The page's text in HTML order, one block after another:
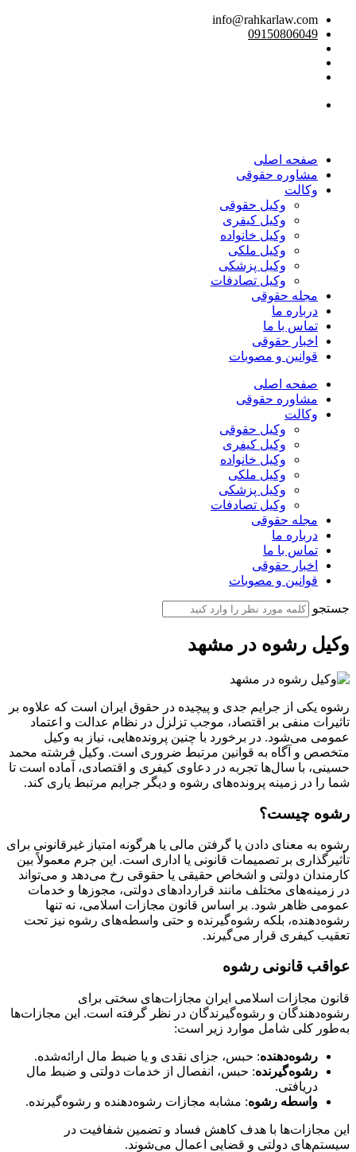
info@rahkarlaw.com
09150806049
صفحه اصلی
مشاوره حقوقی
وکالت
وکیل حقوقی
وکیل کیفری
وکیل خانواده
وکیل ملکی
وکیل پزشکی
وکیل تصادفات
مجله حقوقی
درباره ما
تماس با ما
اخبار حقوقی
قوانین و مصوبات
صفحه اصلی
مشاوره حقوقی
وکالت
وکیل حقوقی
وکیل کیفری
وکیل خانواده
وکیل ملکی
وکیل پزشکی
وکیل تصادفات
مجله حقوقی
درباره ما
تماس با ما
اخبار حقوقی
قوانین و مصوبات
جستجو
وکیل رشوه در مشهد
رشوه یکی از جرایم جدی و پیچیده در حقوق ایران است که علاوه بر
تاثیرات منفی بر اقتصاد، موجب تزلزل در نظام عدالت و اعتماد
عمومی می‌شود. در برخورد با چنین پرونده‌هایی، نیاز به وکیل
متخصص و آگاه به قوانین مرتبط ضروری است. وکیل فرشته محمد
حسینی، با سال‌ها تجربه در دعاوی کیفری و اقتصادی، آماده است تا
شما را در زمینه پرونده‌های رشوه و دیگر جرایم مرتبط یاری کند.
رشوه چیست؟
رشوه به معنای دادن یا گرفتن مالی یا هرگونه امتیاز غیرقانونی برای
تأثیرگذاری بر تصمیمات قانونی یا اداری است. این جرم معمولاً بین
کارمندان دولتی و اشخاص حقیقی یا حقوقی رخ می‌دهد و می‌تواند
در زمینه‌های مختلف مانند قراردادهای دولتی، مجوزها و خدمات
عمومی ظاهر شود. بر اساس قانون مجازات اسلامی، نه تنها
رشوه‌دهنده، بلکه رشوه‌گیرنده و حتی واسطه‌های رشوه نیز تحت
تعقیب کیفری قرار می‌گیرند.
عواقب قانونی رشوه
قانون مجازات اسلامی ایران مجازات‌های سختی برای
رشوه‌دهندگان و رشوه‌گیرندگان در نظر گرفته است. این مجازات‌ها
به‌طور کلی شامل موارد زیر است:
رشوه‌دهنده: حبس، جزای نقدی و یا ضبط مال ارائه‌شده.
رشوه‌گیرنده: حبس، انفصال از خدمات دولتی و ضبط مال
دریافتی.
واسطه رشوه: مشابه مجازات رشوه‌دهنده و رشوه‌گیرنده.
این مجازات‌ها با هدف کاهش فساد و تضمین شفافیت در
سیستم‌های دولتی و قضایی اعمال می‌شوند.